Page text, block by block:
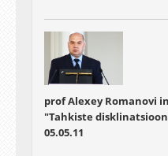
prof Alexey Romanovi
"Tahkiste
05.05.11